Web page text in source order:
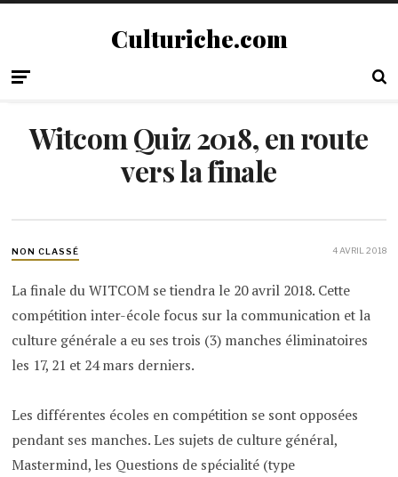
Culturiche.com
Witcom Quiz 2018, en route
vers la finale
NON CLASSÉ 4 AVRIL 2018
La finale du WITCOM se tiendra le 20 avril 2018. Cette
compétition inter-école focus sur la communication et la
culture générale a eu ses trois (3) manches éliminatoires
les 17, 21 et 24 mars derniers.
Les différentes écoles en compétition se sont opposées
pendant ses manches. Les sujets de culture général,
Mastermind, les Questions de spécialité (type